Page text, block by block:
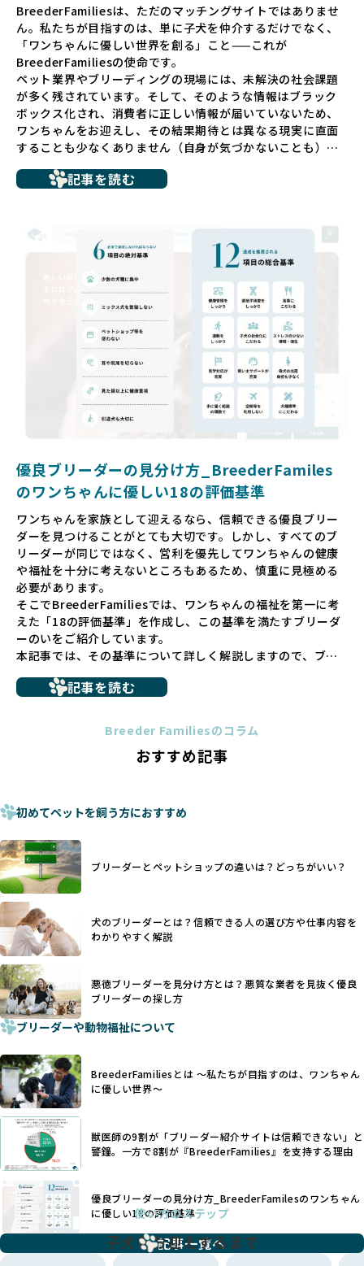
BreederFamiliesは、ただのマッチングサイトではありませ
ん。私たちが目指すのは、単に子犬を仲介するだけでなく、
「ワンちゃんに優しい世界を創る」こと——これが
BreederFamiliesの使命です。
ペット業界やブリーディングの現場には、未解決の社会課題
が多く残されています。そして、そのような情報はブラック
ボックス化され、消費者に正しい情報が届いていないため、
ワンちゃんをお迎えし、その結果期待とは異なる現実に直面
することも少なくありません（自身が気づかないことも）。
ち、健康面や社会性に問題を抱えていたり、またブリーダー
いるというケースもあります。こうした問題は、消費者にと
っても大きな負担であり、ワンちゃん自身にとっても非常に
だからこそ、私たちは正しい情報と安心して選べる場所を提
供すべきだと考えています。BreederFamiliesでは、ワンち
ゃんを家族のように愛する「優良ブリーダー」のみを独自の
厳しい基準で厳選し、その評価基準や評価結果をオープンに
しています。これにより、消費者の皆様が安心して子犬やブ
リーダーを選べる環境を整えています。
そして、消費者の皆様が正しい情報をもとに優良ブリーダー
を求めることで、ワンちゃんを家族のように愛する優良ブリ
ーダーが増え、営利優先の「悪徳ブリーダー」が自然と淘汰
される社会を目指しています。目の前の子犬だけでなく、親
ゃんに優しい世界を築いていきたいと考えています。
長するための環境が十分に整っていない場合が多く、販売ま
での間に過密な環境や長距離移動のストレスを受けることが
少なくありません。このような環境は、健康リスクや社会性
の問題につながりやすく、ワンちゃんにとっても望ましいと
は言えません。
こうした背景から、BreederFamiliesはペットショップを介
さない直接販売を採用するとともに、ペットオークションや
ペットショップを利用するブリーダーの掲載も行ってしませ
ん。
ペットショップを避けた方がいい理由の詳細はこちら
法令レベルの最低基準にとどまっていることが問題です。こ
ものに過ぎず、ワンちゃんの心身の福祉やブリーダーの責任
少なくなく、消費者にとって選択の判断が難しい現状があり
さらに、書類審査のみで掲載が許可されるサイトが多く、実
際の飼育環境やブリーダーの姿勢が見えにくい点も課題で
す。こうしたサイトでは、ブリーダーが記載する情報が主で
あり、実際の現場や日々のケアの状況がわからないため、営
利優先の「悪徳ブリーダー」が含まれるリスクが高まりま
す。
BreederFamiliesでは、ワンちゃんを大切にする「優良ブリ
ーダー」のみを紹介するために、法令を超えた独自の基準を
設け、ブリーダーの理念や飼育環境の厳格なチェックを行っ
ています。
一部の営利優先のブリーディングでは、母犬の出産負担を考
えずに大量繁殖が行われ、親犬が心身ともに疲弊するケース
が見られます。さらに、コストカットのために食事を減らし
たり、栄養のない食事を与える、適切な健康管理が行われな
いなど、ワンちゃんの健康と福祉が犠牲にされることも少な
くありません。
また、健康リスクが予測しづらいミックス犬の繁殖や、愛情
が行き届かない多頭飼育等も問題です。これらのブリーディ
ング手法は、ワンちゃんの福祉を無視し、利益のみを追求す
るブリーダーによるものが多く、消費者にとっても深刻な課
題となっています。
BreederFamiliesでは、こうしたワンちゃんに優しくないブ
リーディングをなくすため、すべてのワンちゃんを家族のよ
うに大切に飼育・繁殖を行っている「優良ブリーダー」のみ
記事を読む
優良ブリーダーの見分け方_BreederFamiles
のワンちゃんに優しい18の評価基準
ワンちゃんを家族として迎えるなら、信頼できる優良ブリー
ダーを見つけることがとても大切です。しかし、すべてのブ
リーダーが同じではなく、営利を優先してワンちゃんの健康
や福祉を十分に考えないところもあるため、慎重に見極める
必要があります。
そこでBreederFamiliesでは、ワンちゃんの福祉を第一に考
えた「18の評価基準」を作成し、この基準を満たすブリーダ
ーのいをご紹介しています。
本記事では、その基準について詳しく解説しますので、ブリ
に断尾（しっぽを切る）や断耳（耳を切る）が行われている
ことがあります。
これは痛みを伴う処置で、ワンちゃんの身体的な負担が大き
手段でもあるため、切断されることで他の犬や人間との意思
ヨーロッパ諸国ではこうした処置が禁止されている一方で、
日本ではいまだ行われる場合があります。
優良ブリーダーは動物福祉を優先し、ワンちゃんの自然な姿
を大切にするため断尾・断耳を行いません。
一方、営利優先ブリーダーでは「見た目が良く売れやすい」
ことを理由に断尾や断耳を行うことがあり、中には麻酔なし
で処置するケースも見受けられます。
「耳やしっぽを切らない」詳細はこちら
犬種ごとに異なる健康リスクや育て方のポイントを理解し、
適切に対応するためには、深い知識と豊富な経験が欠かせま
せん。現在、犬種は200種類以上あり、それぞれに特有の健康
たとえば、パグは呼吸器系のトラブルを抱えやすく、ラブラ
ドール・レトリバーには股関節形成不全への注意が必要で
す。このような犬種ごとの違いを熟知し、適切なケアを提供
できるかどうかは、ブリーダーの専門性に大きく関わりま
す。
優良ブリーダーは、少数の犬種（一般的に3種以内）に絞って
繁殖を行い、各犬種の特徴を熟知しています。これにより、
犬種ごとの健康管理や繁殖において質の高いケアを提供する
ことが可能です。
一方、営利優先ブリーダーは流行や需要に応じて扱う犬種を
増やす傾向があり、犬種ごとに異なる健康問題や適切な育成
環境を十分に考慮しない場合があります。こうしたブリーダ
記事を読む
Breeder Familiesのコラム
おすすめ記事
初めてペットを飼う方におすすめ
ブリーダーとペットショップの違いは？どっちがいい？
犬のブリーダーとは？信頼できる人の選び方や仕事内容を
わかりやすく解説
悪徳ブリーダーを見分け方とは？悪質な業者を見抜く優良
ブリーダーの探し方
ブリーダーや動物福祉について
BreederFamiliesとは 〜私たちが目指すのは、ワンちゃん
に優しい世界〜
獣医師の9割が「ブリーダー紹介サイトは信頼できない」と
警鐘。一方で8割が『BreederFamilies』を支持する理由
優良ブリーダーの見分け方_BreederFamilesのワンちゃん
に優しい18の評価基準
記事一覧へ
使い方のステップ
子犬をお迎えするまで